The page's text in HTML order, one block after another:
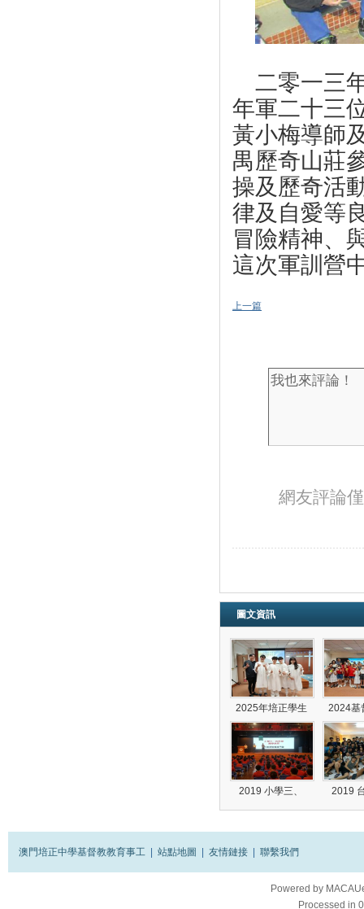
二零一三
年軍二十三
黃小梅導師
禺歷奇山莊
操及歷奇活
律及自愛等
冒險精神、
這次軍訓營
上一篇
網友評論
圖文資訊
2025年培正學生 2024基
2019 小學三、 2019
澳門培正中學基督教教育事工 站點地圖 友情鏈接 聯繫我們
Powered by
Processed in